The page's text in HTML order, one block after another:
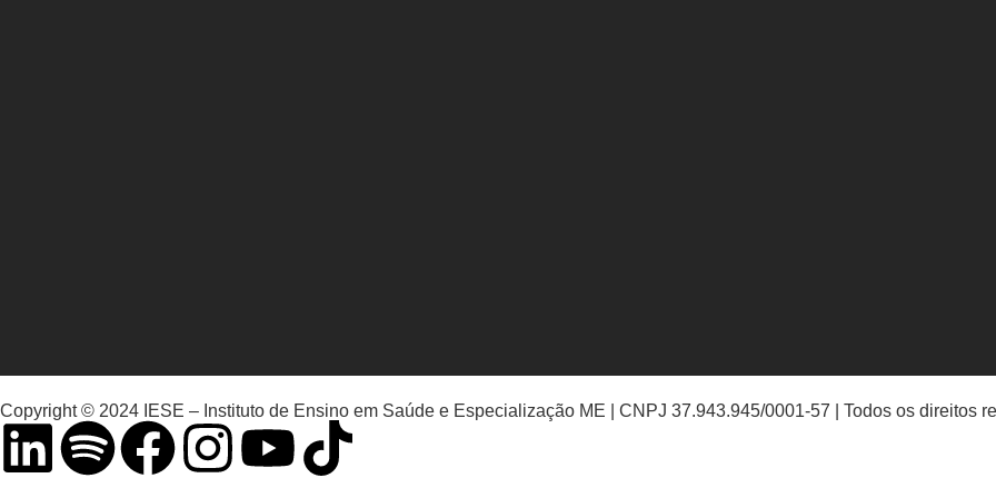
Copyright © 2024 IESE – Instituto de Ensino em Saúde e Especialização ME | CNPJ 37.943.945/0001-57 | Todos os direitos